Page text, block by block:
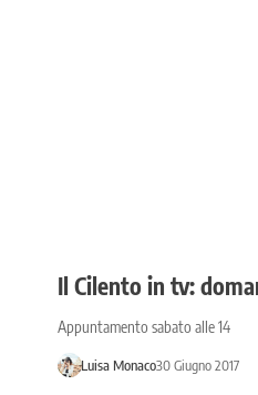
Il Cilento in tv:
Appuntamento sabato alle 14
Luisa Monaco30 Giugno 2017